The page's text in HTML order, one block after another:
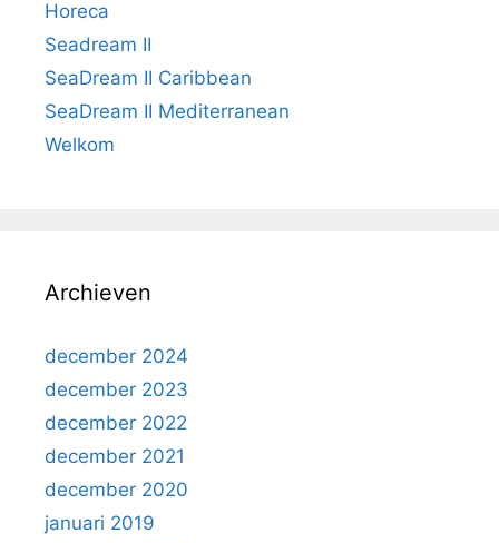
Horeca
Seadream II
SeaDream II Caribbean
SeaDream II Mediterranean
Welkom
Archieven
december 2024
december 2023
december 2022
december 2021
december 2020
januari 2019